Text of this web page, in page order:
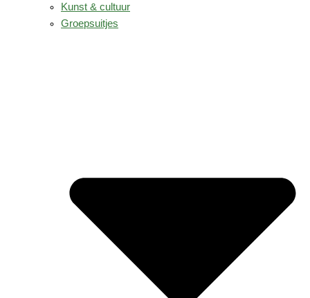
Kunst & cultuur
Groepsuitjes